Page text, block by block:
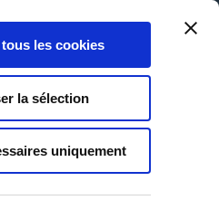
les cookies
la sélection
uniquement
0
Panier
0